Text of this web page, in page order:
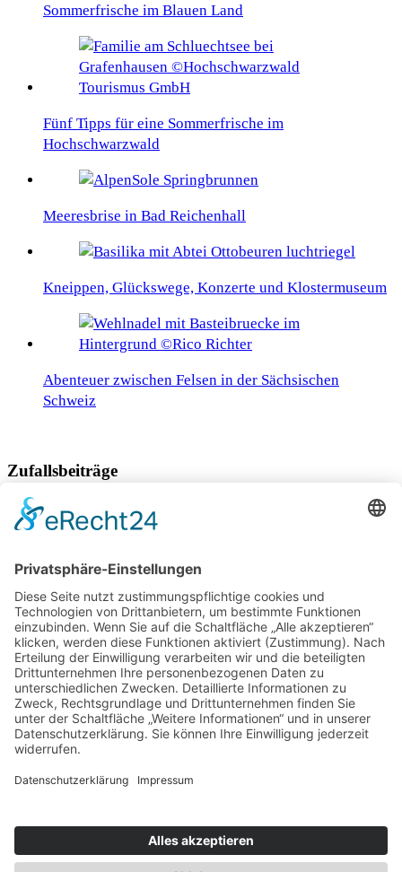
Sommerfrische im Blauen Land
Fünf Tipps für eine Sommerfrische im
Hochschwarzwald
Meeresbrise in Bad Reichenhall
Kneippen, Glückswege, Konzerte und Klostermuseum
Abenteuer zwischen Felsen in der Sächsischen
Schweiz
Zufallsbeiträge
Unberührtes Naturparadies Slowakei
Urlaub am Balaton mit dem Vierbeiner
Ruf der Wildnis